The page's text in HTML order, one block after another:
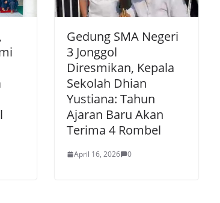
Gedung SMA Negeri
3 Jonggol
Diresmikan, Kepala
Sekolah Dhian
Yustiana: Tahun
Ajaran Baru Akan
Terima 4 Rombel
April 16, 2026 0